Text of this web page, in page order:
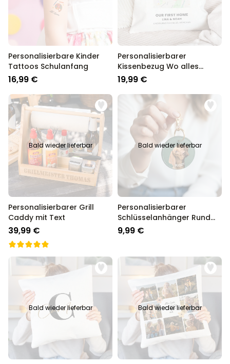
Personalisierbare Kinder
Tattoos Schulanfang
16,99 €
Personalisierbarer
Kissenbezug Wo alles
Begann
19,99 €
Bald wieder lieferbar
Personalisierbarer Grill
Caddy mit Text
39,99 €
Bald wieder lieferbar
Personalisierbarer
Schlüsselanhänger Rund
mit deinem Haustier
9,99 €
Bald wieder lieferbar Bald wieder lieferbar